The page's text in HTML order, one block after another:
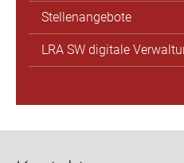
Stellenangebote
LRA SW digitale